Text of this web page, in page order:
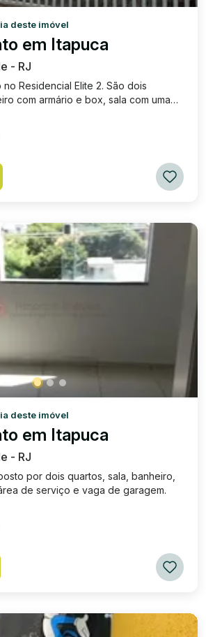
deste imóvel
em Itapuca
- RJ
Residencial Elite 2. São dois
com armário e box, sala com uma
de garagem. Andar térreo. Pode
se no Programa Minha Casa
deste imóvel
em Itapuca
- RJ
por dois quartos, sala, banheiro,
de serviço e vaga de garagem.